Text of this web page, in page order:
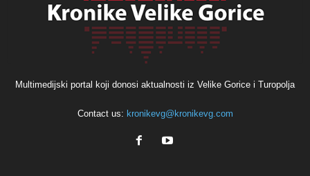
Multimedijski portal koji donosi aktualnosti iz Velike Gorice i Turopolja
Contact us: kronikevg@kronikevg.com